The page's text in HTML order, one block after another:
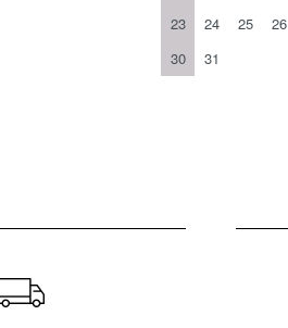
23
24 25 26
30
31